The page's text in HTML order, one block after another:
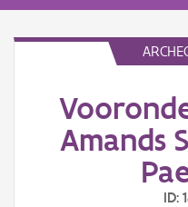
Aanmelden
Amands
ID: